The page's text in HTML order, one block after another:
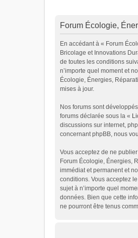
Forum Écologie,
En accédant à « Forum
Bricolage et Innovations
de toutes les conditions
n’importe quel moment et
Écologie, Énergies,
mises à jour.
Nos forums sont
forums déclarée sous la «
discussions sur internet,
concernant phpBB, nous
Vous acceptez de ne
Forum Écologie, Énergies,
immédiat et permanent et
conditions. Vous acceptez
sujet à n’importe quel
données. Bien que cette
ne pourront être tenus